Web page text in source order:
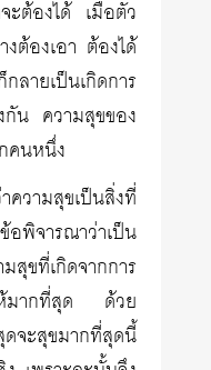
ะต้องได้ เมื่อตัว
ต้องเอา ต้องได้
ลายเป็นเกิดการ
กัน ความสุขของ
คนหนึ่ง
ามสุขเป็นสิ่งที่
พิจารณาว่าเป็น
ที่เกิดจากการ
ให้มากที่สุด ด้วย
ะสุขมากที่สุดนี้